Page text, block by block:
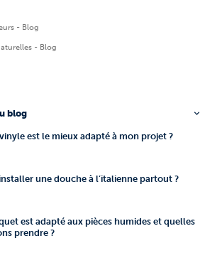
- Blog
- Blog
blog
est le mieux adapté à mon projet ?
une douche à l’italienne partout ?
est adapté aux pièces humides et quelles
prendre ?